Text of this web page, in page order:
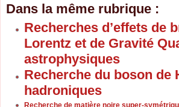
Dans la même rubrique :
Recherches d’effets de
Lorentz et de Gravité
astrophysiques
Recherche du boson
hadroniques
Recherche de matière noire super-